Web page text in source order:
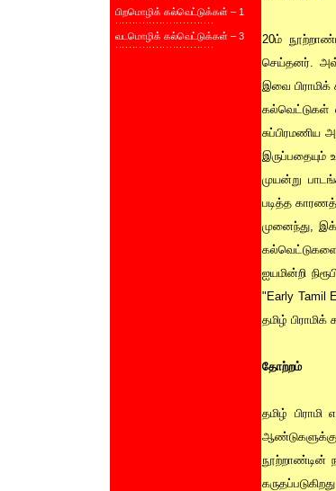
பிறமொழிக் கல்வெட்டுக்கள் – 1
வடமொழிக் கல்வெட்டுக்கள் – 3
20ம்
செய்தனர்.
இவை
கல்வெட்டுகள்
முயன்று
படித்த
முனைந்து,
ஐயமின்றி
"Early Tamil
தமிழ்
தோற்றம்
தமிழ்
நூற்றாண்டின்